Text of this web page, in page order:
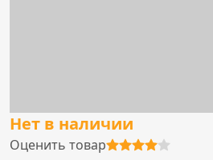
Нет в наличии
Оценить товар